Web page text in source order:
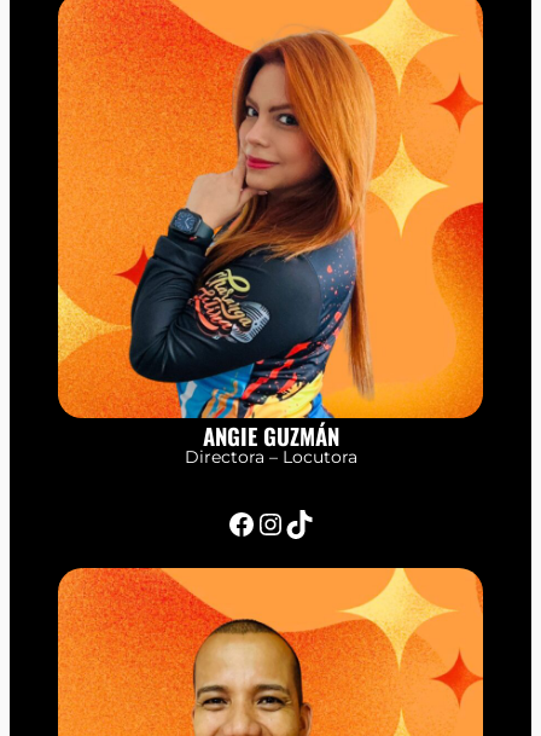
ANGIE GUZMÁN
Directora – Locutora
Facebook InstagramTikTok